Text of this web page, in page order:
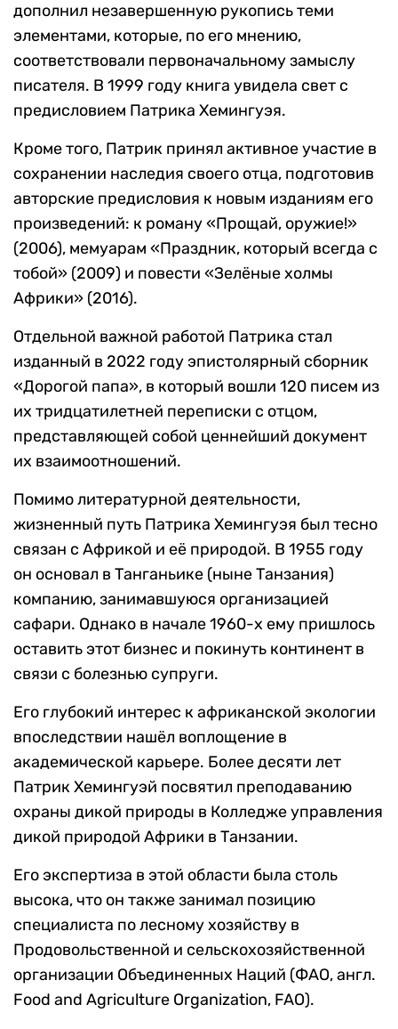
дополнил незавершенную рукопись теми
элементами, которые, по его мнению,
соответствовали первоначальному замыслу
писателя. В 1999 году книга увидела свет с
предисловием Патрика Хемингуэя.
Кроме того, Патрик принял активное участие в
сохранении наследия своего отца, подготовив
авторские предисловия к новым изданиям его
произведений: к роману «Прощай, оружие!»
(2006), мемуарам «Праздник, который всегда с
тобой» (2009) и повести «Зелёные холмы
Африки» (2016).
Отдельной важной работой Патрика стал
изданный в 2022 году эпистолярный сборник
«Дорогой папа», в который вошли 120 писем из
их тридцатилетней переписки с отцом,
представляющей собой ценнейший документ
их взаимоотношений.
Помимо литературной деятельности,
жизненный путь Патрика Хемингуэя был тесно
связан с Африкой и её природой. В 1955 году
он основал в Танганьике (ныне Танзания)
компанию, занимавшуюся организацией
сафари. Однако в начале 1960-х ему пришлось
оставить этот бизнес и покинуть континент в
связи с болезнью супруги.
Его глубокий интерес к африканской экологии
впоследствии нашёл воплощение в
академической карьере. Более десяти лет
Патрик Хемингуэй посвятил преподаванию
охраны дикой природы в Колледже управления
дикой природой Африки в Танзании.
Его экспертиза в этой области была столь
высока, что он также занимал позицию
специалиста по лесному хозяйству в
Продовольственной и сельскохозяйственной
организации Объединенных Наций (ФАО, англ.
Food and Agriculture Organization, FAO).